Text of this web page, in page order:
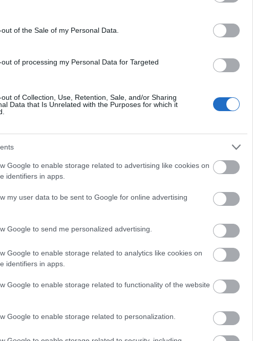
of the Sale of my Personal Data.
of processing my Personal Data for Targeted
of Collection, Use, Retention, Sale, and/or Sharing
Data that Is Unrelated with the Purposes for which it
Google to enable storage related to advertising like cookies on
identifiers in apps.
my user data to be sent to Google for online advertising
Google to send me personalized advertising.
Google to enable storage related to analytics like cookies on
identifiers in apps.
Google to enable storage related to functionality of the website
Google to enable storage related to personalization.